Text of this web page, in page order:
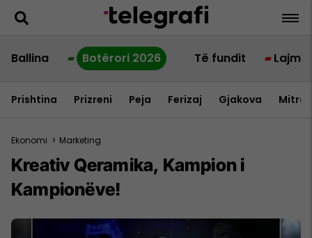
Ballina Botërori 2026 Të fundit Lajme
Prishtina Prizreni Peja Ferizaj Gjakova
Ekonomi > Marketing
Kreativ Qeramika, Kampion i
Kampionëve!